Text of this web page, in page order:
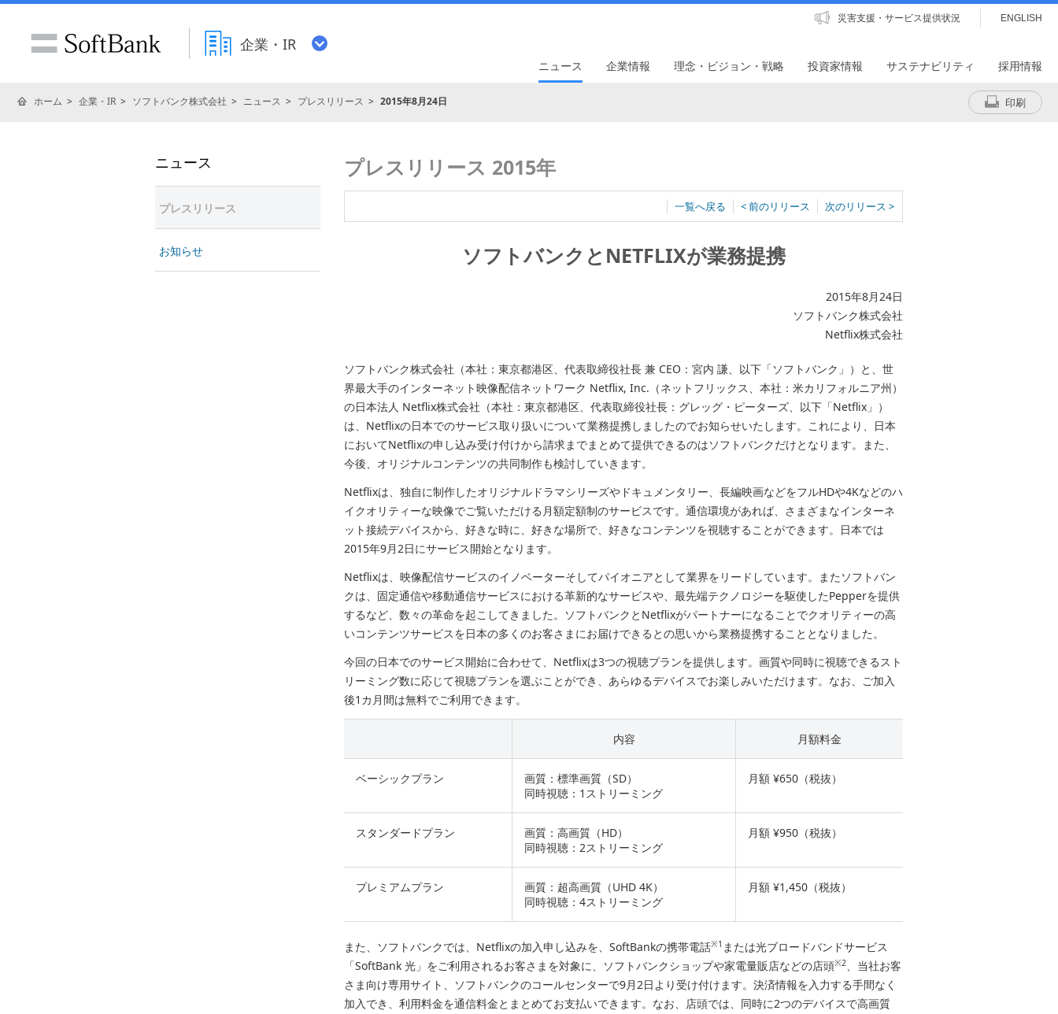
企業・IR
災害支援・サービス提供状況 ENGLISH
ニュース 企業情報 理念・ビジョン・戦略 投資家情報 サステナビリティ 採用情報
ホーム 企業・IR ソフトバンク株式会社 ニュース プレスリリース 2015年8月24日 印刷
プレスリリース 2015年
一覧へ戻る < 前のリリース 次のリリース >
ソフトバンクとNETFLIXが業務提携
2015年8月24日
ソフトバンク株式会社
Netflix株式会社
ソフトバンク株式会社（本社：東京都港区、代表取締役社長 兼 CEO：宮内 謙、以下「ソフトバンク」）と、世
界最大手のインターネット映像配信ネットワーク Netflix, Inc.（ネットフリックス、本社：米カリフォルニア州）
の日本法人 Netflix株式会社（本社：東京都港区、代表取締役社長：グレッグ・ピーターズ、以下「Netflix」）
は、Netflixの日本でのサービス取り扱いについて業務提携しましたのでお知らせいたします。これにより、日本
においてNetflixの申し込み受け付けから請求までまとめて提供できるのはソフトバンクだけとなります。また、
今後、オリジナルコンテンツの共同制作も検討していきます。
Netflixは、独自に制作したオリジナルドラマシリーズやドキュメンタリー、長編映画などをフルHDや4Kなどのハ
イクオリティーな映像でご覧いただける月額定額制のサービスです。通信環境があれば、さまざまなインターネ
ット接続デバイスから、好きな時に、好きな場所で、好きなコンテンツを視聴することができます。日本では
2015年9月2日にサービス開始となります。
Netflixは、映像配信サービスのイノベーターそしてパイオニアとして業界をリードしています。またソフトバン
クは、固定通信や移動通信サービスにおける革新的なサービスや、最先端テクノロジーを駆使したPepperを提供
するなど、数々の革命を起こしてきました。ソフトバンクとNetflixがパートナーになることでクオリティーの高
いコンテンツサービスを日本の多くのお客さまにお届けできるとの思いから業務提携することとなりました。
今回の日本でのサービス開始に合わせて、Netflixは3つの視聴プランを提供します。画質や同時に視聴できるスト
リーミング数に応じて視聴プランを選ぶことができ、あらゆるデバイスでお楽しみいただけます。なお、ご加入
後1カ月間は無料でご利用できます。
内容 月額料金
ベーシックプラン
画質：標準画質（SD）
同時視聴：1ストリーミング
月額 ¥650（税抜）
スタンダードプラン
画質：高画質（HD）
同時視聴：2ストリーミング
月額 ¥950（税抜）
プレミアムプラン
画質：超高画質（UHD 4K）
同時視聴：4ストリーミング
月額 ¥1,450（税抜）
また、ソフトバンクでは、Netflixの加入申し込みを、SoftBankの携帯電話※1 または光ブロードバンドサービス
「SoftBank 光」をご利用されるお客さまを対象に、ソフトバンクショップや家電量販店などの店頭※2、当社お客
さま向け専用サイト、ソフトバンクのコールセンターで9月2日より受け付けます。決済情報を入力する手間なく
加入でき、利用料金を通信料金とまとめてお支払いできます。なお、店頭では、同時に2つのデバイスで高画質
ニュース
プレスリリース
お知らせ